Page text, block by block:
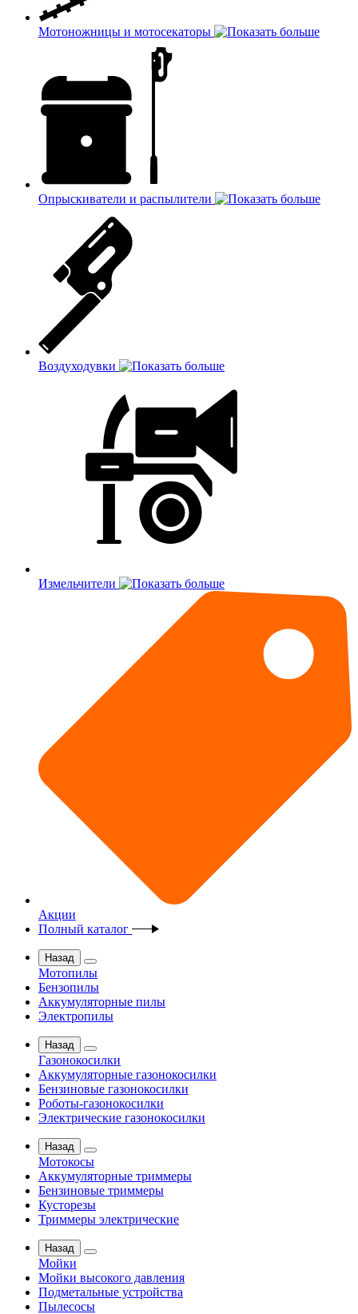
Мотоножницы и мотосекаторы
Опрыскиватели и распылители
Воздуходувки
Измельчители
Акции
Полный каталог
Назад
Мотопилы
Бензопилы
Аккумуляторные пилы
Электропилы
Назад
Газонокосилки
Аккумуляторные газонокосилки
Бензиновые газонокосилки
Роботы-газонокосилки
Электрические газонокосилки
Назад
Мотокосы
Аккумуляторные триммеры
Бензиновые триммеры
Кусторезы
Триммеры электрические
Назад
Мойки
Мойки высокого давления
Подметальные устройства
Пылесосы